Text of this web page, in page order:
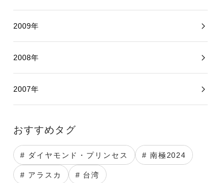
2009年
2008年
2007年
おすすめタグ
# ダイヤモンド・プリンセス # 南極2024
# アラスカ # 台湾